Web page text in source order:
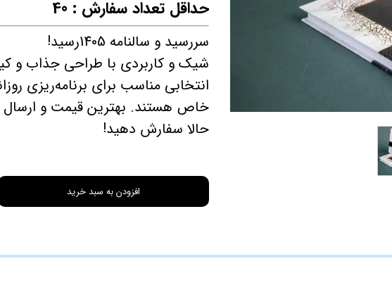
حداقل تعداد سفارش : 40
سررسید و سالنامه 1405رسید!
شیک و کاربردی با طراحی‌ جذاب و
انتخابی مناسب برای برنامه‌ریزی
خاص هستند. بهترین قیمت و
حالا سفارش دهید!
افزودن به سبد خرید